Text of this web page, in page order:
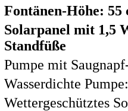
Fontänen-Höhe: 55
Solarpanel mit 1,5
Standfüße
Pumpe mit
Wasserdichte
Wettergeschütztes